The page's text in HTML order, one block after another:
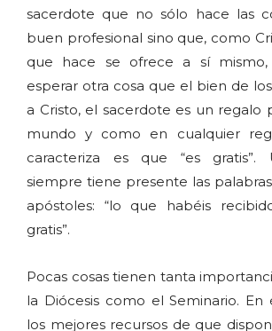
sacerdote que no sólo hace las
buen profesional sino que, como
que hace se ofrece a sí
esperar otra cosa que el bien de
a Cristo, el sacerdote es un regalo
mundo y como en cualquier
caracteriza es que “es gratis”.
siempre tiene presente las
apóstoles: “lo que habéis
gratis”.
Pocas cosas tienen tanta
la Diócesis como el Seminario.
los mejores recursos de que